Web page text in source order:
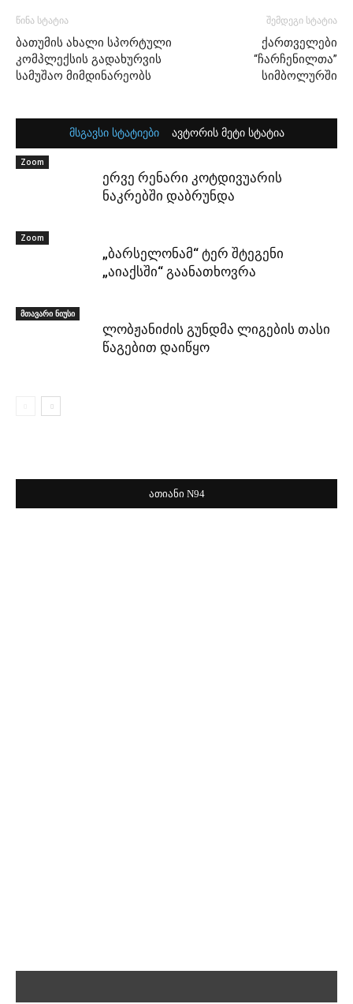
წინა სტატია
ბათუმის ახალი სპორტული
კომპლექსის გადახურვის
სამუშაო მიმდინარეობს
შემდეგი სტატია
ქართველები
“ჩარჩენილთა”
სიმბოლურში
მსგავსი სტატიები ავტორის მეტი სტატია
Zoom
ერვე რენარი კოტდივუარის
ნაკრებში დაბრუნდა
Zoom
„ბარსელონამ“ ტერ შტეგენი
„აიაქსში“ გაანათხოვრა
მთავარი ნიუსი
ლობჟანიძის გუნდმა ლიგების თასი
წაგებით დაიწყო
ათიანი N94